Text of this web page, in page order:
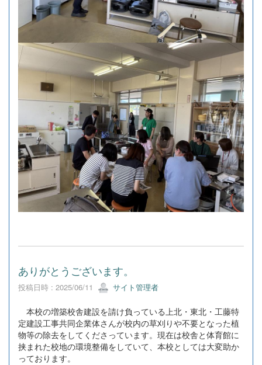
ありがとうございます。
投稿日時 : 2025/06/11 サイト管理者
本校の増築校舎建設を請け負っている上北・東北・工藤特
定建設工事共同企業体さんが校内の草刈りや不要となった植
物等の除去をしてくださっています。現在は校舎と体育館に
挟まれた校地の環境整備をしていて、本校としては大変助か
っております。